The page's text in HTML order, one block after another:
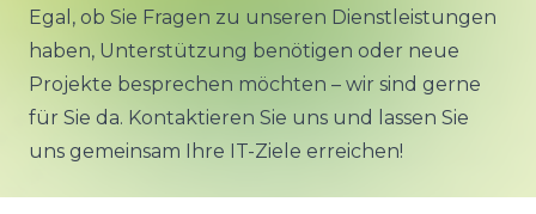
Egal, ob Sie Fragen zu unseren Dienstleistungen
haben, Unterstützung benötigen oder neue
Projekte besprechen möchten – wir sind gerne
für Sie da. Kontaktieren Sie uns und lassen Sie
uns gemeinsam Ihre IT-Ziele erreichen!